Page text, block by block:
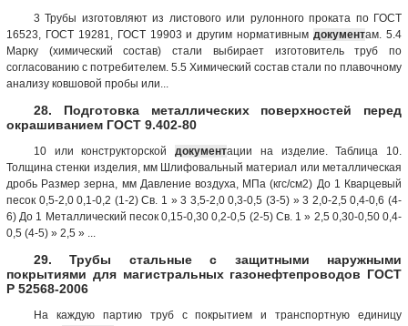
3 Трубы изготовляют из листового или рулонного проката по ГОСТ
16523, ГОСТ 19281, ГОСТ 19903 и другим нормативнымдокументам. 5.4
Марку (химический состав) стали выбирает изготовитель труб по
согласованию с потребителем. 5.5 Химический состав стали по плавочному
анализу ковшовой пробы или...
28. Подготовка металлических поверхностей перед
окрашиванием ГОСТ 9.402-80
10 или конструкторскойдокументации на изделие. Таблица 10.
Толщина стенки изделия, мм Шлифовальный материал или металлическая
дробь Размер зерна, мм Давление воздуха, МПа (кгс/см2) До 1 Кварцевый
песок 0,5-2,0 0,1-0,2 (1-2) Св. 1 » 3 3,5-2,0 0,3-0,5 (3-5) » 3 2,0-2,5 0,4-0,6 (4-
6) До 1 Металлический песок 0,15-0,30 0,2-0,5 (2-5) Св. 1 » 2,5 0,30-0,50 0,4-
0,5 (4-5) » 2,5 » ...
29. Трубы стальные с защитными наружными
покрытиями для магистральных газонефтепроводов ГОСТ
Р 52568-2006
На каждую партию труб с покрытием и транспортную единицу